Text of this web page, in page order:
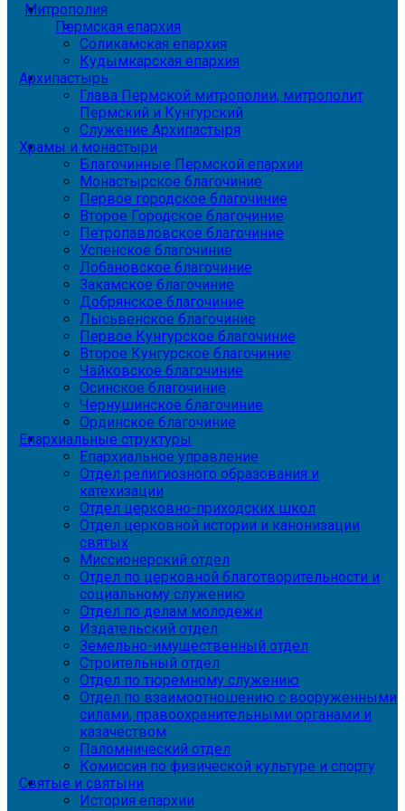
Митрополия
Пермская епархия
Соликамская епархия
Кудымкарская епархия
Архипастырь
Глава Пермской митрополии, митрополит
Пермский и Кунгурский
Служение Архипастыря
Храмы и монастыри
Благочинные Пермской епархии
Монастырское благочиние
Первое городское благочиние
Второе Городское благочиние
Петропавловское благочиние
Успенское благочиние
Лобановское благочиние
Закамское благочиние
Добрянское благочиние
Лысьвенское благочиние
Первое Кунгурское благочиние
Второе Кунгурское благочиние
Чайковское благочиние
Осинское благочиние
Чернушинское благочиние
Ординское благочиние
Епархиальные структуры
Епархиальное управление
Отдел религиозного образования и
катехизации
Отдел церковно-приходских школ
Отдел церковной истории и канонизации
святых
Миссионерский отдел
Отдел по церковной благотворительности и
социальному служению
Отдел по делам молодежи
Издательский отдел
Земельно-имущественный отдел
Строительный отдел
Отдел по тюремному служению
Отдел по взаимоотношению с вооруженными
силами, правоохранительными органами и
казачеством
Паломнический отдел
Комиссия по физической культуре и спорту
Святые и святыни
История епархии